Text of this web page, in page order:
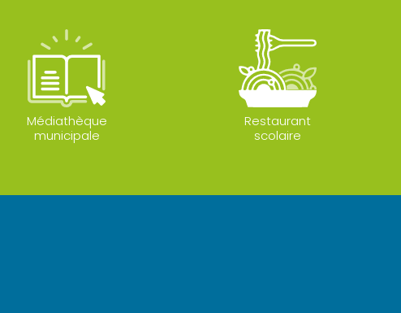
Médiathèque
municipale
Restaurant
scolaire